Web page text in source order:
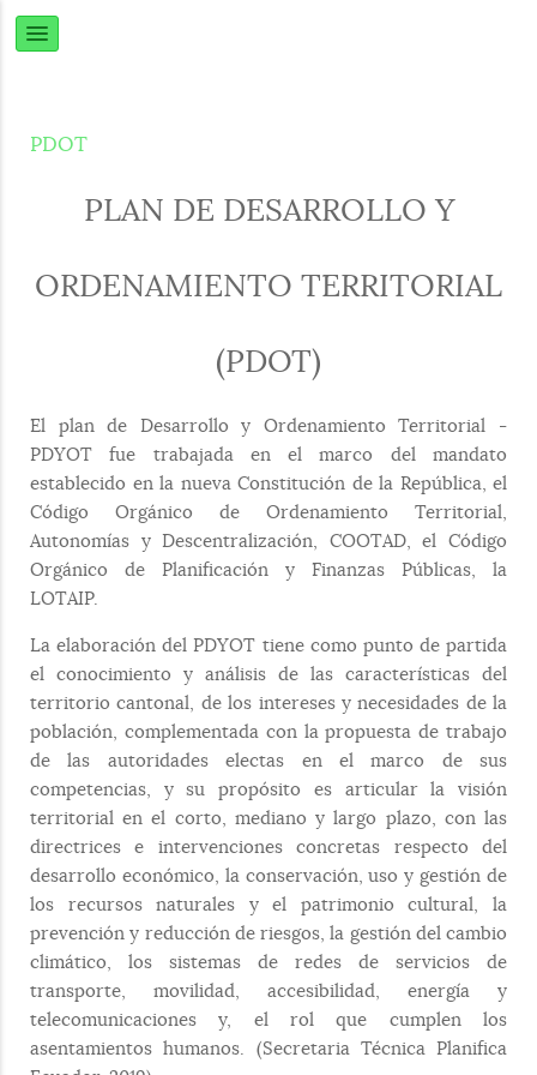
PDOT
PLAN DE DESARROLLO Y
ORDENAMIENTO TERRITORIAL
(PDOT)
El plan de Desarrollo y Ordenamiento Territorial -
PDYOT fue trabajada en el marco del mandato
establecido en la nueva Constitución de la República, el
Código Orgánico de Ordenamiento Territorial,
Autonomías y Descentralización, COOTAD, el Código
Orgánico de Planificación y Finanzas Públicas, la
LOTAIP.
La elaboración del PDYOT tiene como punto de partida
el conocimiento y análisis de las características del
territorio cantonal, de los intereses y necesidades de la
población, complementada con la propuesta de trabajo
de las autoridades electas en el marco de sus
competencias, y su propósito es articular la visión
territorial en el corto, mediano y largo plazo, con las
directrices e intervenciones concretas respecto del
desarrollo económico, la conservación, uso y gestión de
los recursos naturales y el patrimonio cultural, la
prevención y reducción de riesgos, la gestión del cambio
climático, los sistemas de redes de servicios de
transporte, movilidad, accesibilidad, energía y
telecomunicaciones y, el rol que cumplen los
asentamientos humanos. (Secretaria Técnica Planifica